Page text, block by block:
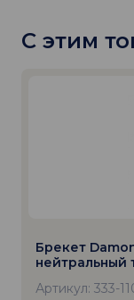
С этим
Брекет
нейтральный
Артикул: 333-